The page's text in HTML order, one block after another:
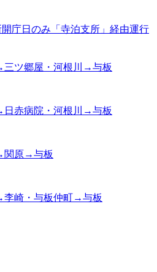
庁日のみ「寺泊支所」経由運行
三ツ郷屋・河根川→与板
日赤病院・河根川→与板
関原→与板
李崎・与板仲町→与板